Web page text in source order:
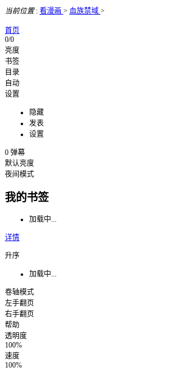
当前位置: 看漫画 > 血族禁域 >
首页
0/0
亮度
书签
目录
自动
设置
隐藏
发表
设置
0 弹幕
默认亮度
夜间模式
我的书签
加载中...
详情
升序
加载中...
卷轴模式
左手翻页
右手翻页
帮助
透明度
100%
速度
100%